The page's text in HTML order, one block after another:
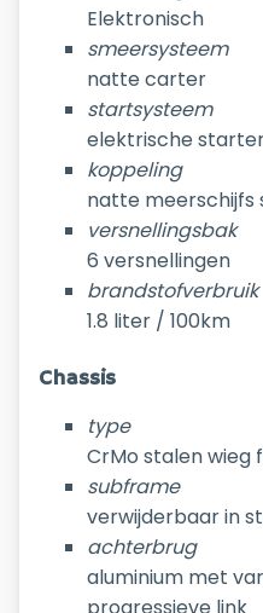
Elektronisch
smeersysteem
natte carter
startsysteem
elektrische
koppeling
natte meerschijfs
versnellingsbak
6 versnellingen
brandstofverbruik
1.8 liter / 100km
Chassis
type
CrMo stalen wieg
subframe
verwijderbaar in
achterbrug
aluminium met